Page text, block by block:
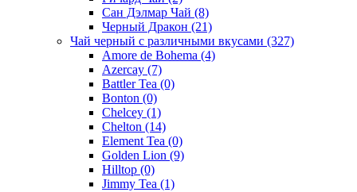
Сан Дэлмар Чай (8)
Черный Дракон (21)
Чай черный с различными вкусами (327)
Amore de Bohema (4)
Azercay (7)
Battler Tea (0)
Bonton (0)
Chelcey (1)
Chelton (14)
Element Tea (0)
Golden Lion (9)
Hilltop (0)
Jimmy Tea (1)